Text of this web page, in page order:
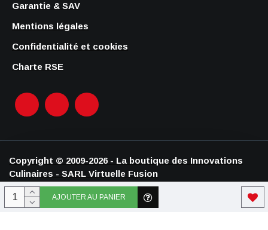
AJOUTER AU PANIER
Garantie & SAV
Mentions légales
Confidentialité et cookies
Charte RSE
Copyright © 2009-2026 - La boutique des Innovations
Culinaires - SARL Virtuelle Fusion